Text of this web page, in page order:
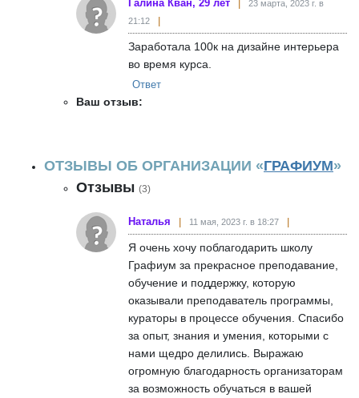
Галина Кван, 29 лет
23 марта, 2023 г. в
21:12
Заработала 100к на дизайне интерьера
во время курса.
Ответ
Ваш отзыв:
ОТЗЫВЫ ОБ ОРГАНИЗАЦИИ «ГРАФИУМ»
Отзывы (3)
Наталья 11 мая, 2023 г. в 18:27
Я очень хочу поблагодарить школу
Графиум за прекрасное преподавание,
обучение и поддержку, которую
оказывали преподаватель программы,
кураторы в процессе обучения. Спасибо
за опыт, знания и умения, которыми с
нами щедро делились. Выражаю
огромную благодарность организаторам
за возможность обучаться в вашей